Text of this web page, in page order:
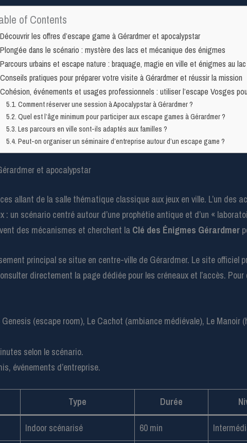
of Contents
Découvrir les offres d’escape game à Gérardmer et apocalypstar
Plongée dans le scénario : mystère des lacs et mécanique des énigmes
Parcours urbains et escape nature : braquage, magie en ville et énigmes au lac
Conseils pratiques pour préparer votre visite à Gérardmer et réussir la mission
Cohésion, événements et usages professionnels : utiliser l’escape Vosges
Comment réserver une session à Apocalypstar à Gérardmer ?
Quel est l’âge minimum pour participer aux escape games à Gérardmer ?
Les parcours en ville sont-ils adaptés aux familles ?
Peut-on organiser un séminaire d’entreprise autour d’un escape game ?
et apocalypstar
allant de la salle thématique classique aux jeux en ville. L’un des
un scénario centré autour d’une prophétie antique et d’un «
des mécanismes et cherchent la Clé des Énigmes Gérardmer
principal se situe en centre-ville de Gérardmer. Le site officiel
directement la page dédiée pour les créneaux et l’accès.
(escape room), Le Cachot (ambiance médiévale), Le Manoir
selon le scénario.
événements d’entreprise.
Type Durée
Indoor scénarisé 60 min